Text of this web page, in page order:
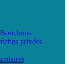
privées